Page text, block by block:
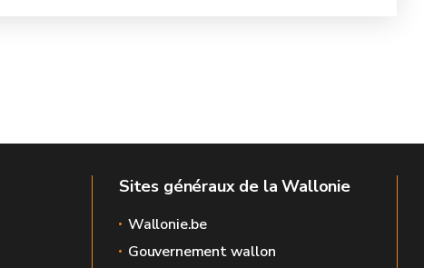
Sites généraux de la Wallonie
Wallonie.be
Gouvernement wallon